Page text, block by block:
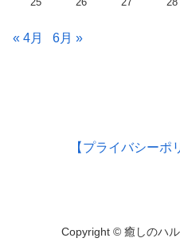
« 4月 6月 »
【プライバシーポ
Copyright © 癒しのハ